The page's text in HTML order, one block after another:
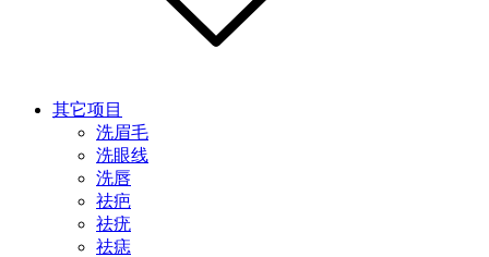
其它项目
洗眉毛
洗眼线
洗唇
祛疤
祛疣
祛痣